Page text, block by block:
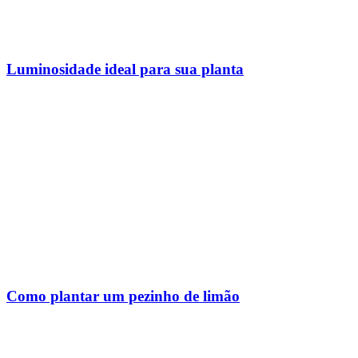
Luminosidade ideal para sua planta
Como plantar um pezinho de limão